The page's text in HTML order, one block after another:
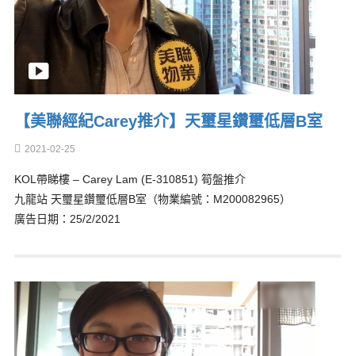
【美聯經紀Carey推介】天璽星鑽璽低層B室
2021-02-25
KOL帶睇樓 – Carey Lam (E-310851) 筍盤推介
九龍站 天璽星鑽璽低層B室（物業編號：M200082965）
廣告日期：25/2/2021